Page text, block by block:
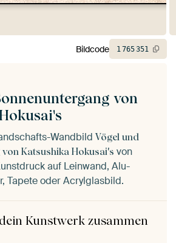
von
Wandbild Vögel und
Katsushika Hokusai's von
auf Leinwand, Alu-
Tapete oder Acrylglasbild.
Kunstwerk zusammen
Bildcode 1765351